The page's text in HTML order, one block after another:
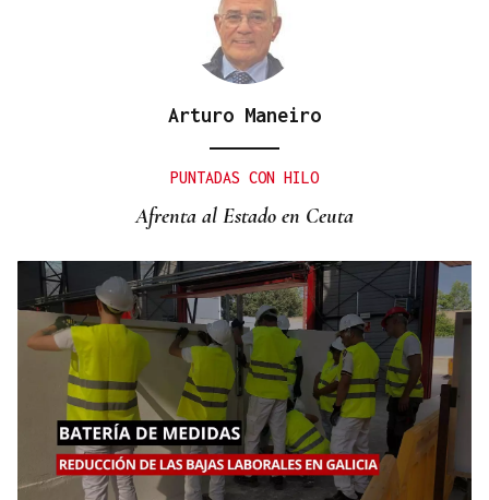
Arturo Maneiro
PUNTADAS CON HILO
Afrenta al Estado en Ceuta